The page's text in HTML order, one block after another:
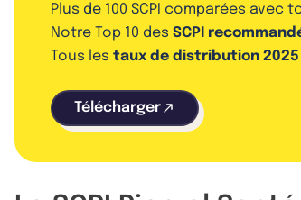
Plus de 100 SCPI comparées avec
Notre Top 10 des SCPI
Tous les taux de distribution 2025
Télécharger